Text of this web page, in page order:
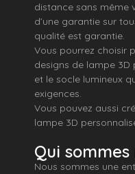
distance sans même
d’une garantie sur
qualité est garantie.
Vous pourrez choisir
designs de lampe
et le socle lumineux
exigences.
Vous pouvez aussi
lampe 3D
Qui sommes
Nous sommes une